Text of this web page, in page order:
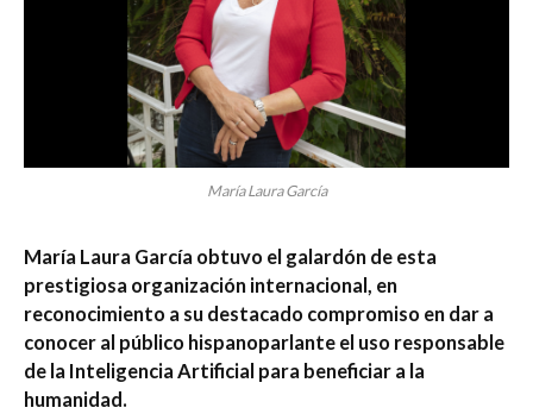
María Laura García
María Laura García obtuvo el galardón de esta
prestigiosa organización internacional, en
reconocimiento a su destacado compromiso en dar a
conocer al público hispanoparlante el uso responsable
de la Inteligencia Artificial para beneficiar a la
humanidad.